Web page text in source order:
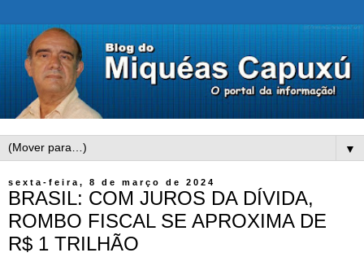
▼
sexta-feira, 8 de março de 2024
BRASIL: COM JUROS DA DÍVIDA,
ROMBO FISCAL SE APROXIMA DE
R$ 1 TRILHÃO